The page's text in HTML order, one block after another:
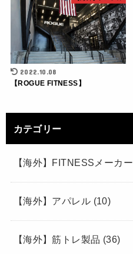
2022.10.08
【ROGUE FITNESS】
カテゴリー
【海外】FITNESSメーカー
【海外】アパレル (10)
【海外】筋トレ製品 (36)